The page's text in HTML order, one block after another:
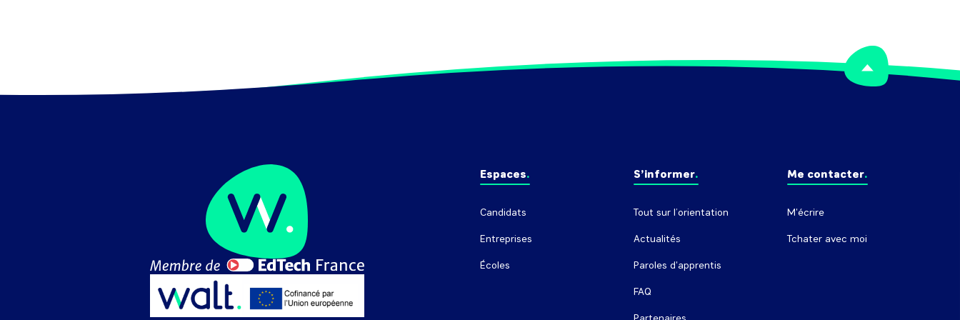
Espaces
Candidats
Entreprises
Écoles
S’informer
Tout sur l’orientation
Actualités
Paroles d'apprentis
FAQ
Me contacter
M'écrire
Tchater avec moi